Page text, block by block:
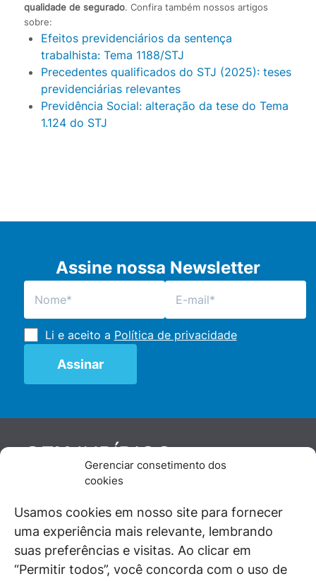
Gerenciar consetimento dos
cookies
Usamos cookies em nosso site para fornecer
uma experiência mais relevante, lembrando
suas preferências e visitas. Ao clicar em
“Permitir todos”, você concorda com o uso de
qualidade de segurado. Confira também nossos artigos
sobre:
Efeitos previdenciários da sentença
trabalhista: Tema 1188/STJ
Precedentes qualificados do STJ (2025): teses
previdenciárias relevantes
Previdência Social: alteração da tese do Tema
1.124 do STJ
Assine nossa Newsletter
Li e aceito a Política de privacidade
GENJURÍDICO
De maneira independente, os autores e
juristas e doutrinadores nacionais, se posicionam
diante de questões relevantes do cotidiano e
universo jurídico.